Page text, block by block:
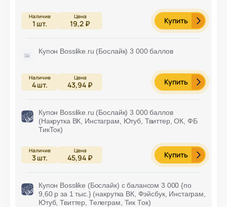
1 шт. 19,2 ₽ Купить
Купон Bosslike.ru (Бослайк) 3 000 баллов
4шт. 43,94 ₽ Купить
Купон Bosslike.ru (Бослайк) 3 000 баллов
(Накрутка ВК, Инстаграм, Ютуб, Твиттер, ОК, ФБ
ТикТок)
3шт. 45,94 ₽ Купить
Купон Bosslike (Бослайк) с балансом 3 000 {по
9,60 р за 1 тыс.} (накрутка ВК, Фэйсбук, Инстаграм,
Ютуб, Твиттер, Телеграм, Тик Ток)